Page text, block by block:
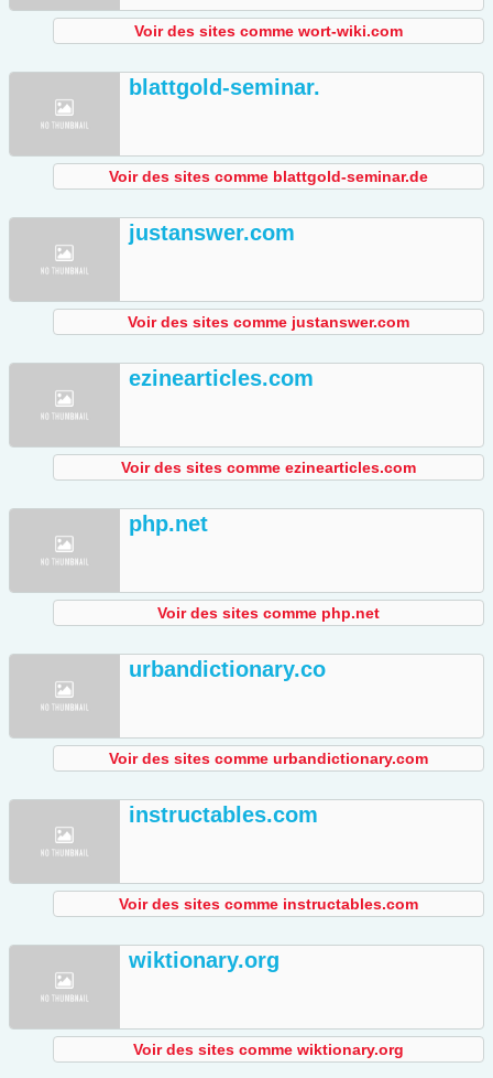
Voir des sites comme wort-wiki.com
blattgold-seminar.
Voir des sites comme blattgold-seminar.de
justanswer.com
Voir des sites comme justanswer.com
ezinearticles.com
Voir des sites comme ezinearticles.com
php.net
Voir des sites comme php.net
urbandictionary.co
Voir des sites comme urbandictionary.com
instructables.com
Voir des sites comme instructables.com
wiktionary.org
Voir des sites comme wiktionary.org